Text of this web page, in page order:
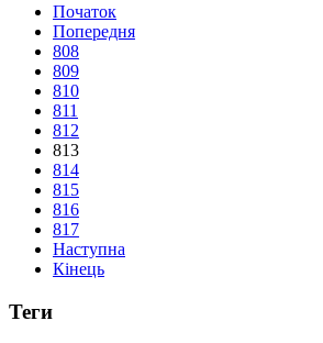
Початок
Попередня
808
809
810
811
812
813
814
815
816
817
Наступна
Кінець
Теги